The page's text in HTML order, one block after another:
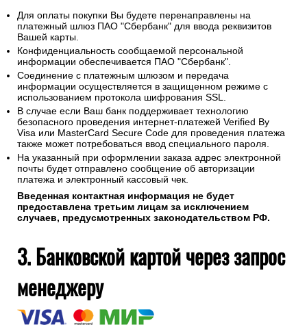
2. Банковской картой онлайн
Для оплаты покупки Вы будете перенаправлены на
платежный шлюз ПАО "Сбербанк" для ввода реквизитов
Вашей карты.
Конфиденциальность сообщаемой персональной
информации обеспечивается ПАО "Сбербанк".
Соединение с платежным шлюзом и передача
информации осуществляется в защищенном режиме с
использованием протокола шифрования SSL.
В случае если Ваш банк поддерживает технологию
безопасного проведения интернет-платежей Verified By
Visa или MasterCard Secure Code для проведения платежа
также может потребоваться ввод специального пароля.
платежа и электронный кассовый чек.
Введенная контактная информация не будет
предоставлена третьим лицам за исключением
случаев, предусмотренных законодательством РФ.